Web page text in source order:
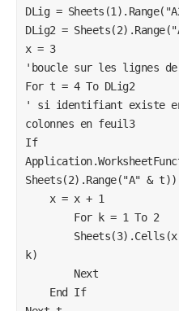
DLig =
DLig2 =
x = 3
'boucle sur les lignes
For t = 4 To DLig2
' si identifiant existe
colonnes en feuil3
If
Sheets(2).Range("A" &
k)